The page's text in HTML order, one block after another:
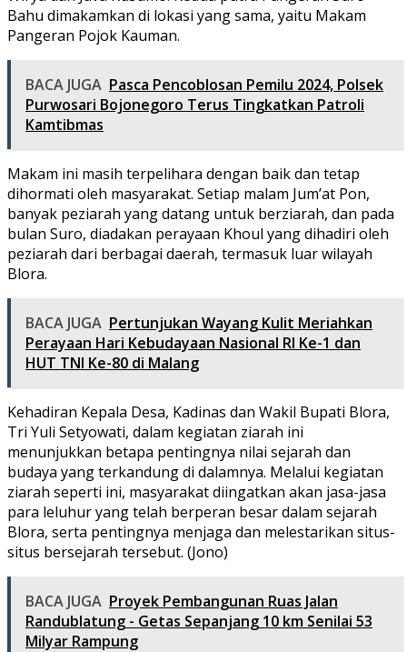
Bahu dimakamkan di lokasi yang sama, yaitu Makam
Pangeran Pojok Kauman.
BACA JUGA Pasca Pencoblosan Pemilu 2024, Polsek
Purwosari Bojonegoro Terus Tingkatkan Patroli
Kamtibmas
Makam ini masih terpelihara dengan baik dan tetap
dihormati oleh masyarakat. Setiap malam Jum’at Pon,
banyak peziarah yang datang untuk berziarah, dan pada
bulan Suro, diadakan perayaan Khoul yang dihadiri oleh
peziarah dari berbagai daerah, termasuk luar wilayah
Blora.
BACA JUGA Pertunjukan Wayang Kulit Meriahkan
Perayaan Hari Kebudayaan Nasional RI Ke-1 dan
HUT TNI Ke-80 di Malang
Kehadiran Kepala Desa, Kadinas dan Wakil Bupati Blora,
Tri Yuli Setyowati, dalam kegiatan ziarah ini
menunjukkan betapa pentingnya nilai sejarah dan
budaya yang terkandung di dalamnya. Melalui kegiatan
ziarah seperti ini, masyarakat diingatkan akan jasa-jasa
para leluhur yang telah berperan besar dalam sejarah
Blora, serta pentingnya menjaga dan melestarikan situs-
situs bersejarah tersebut. (Jono)
BACA JUGA Proyek Pembangunan Ruas Jalan
Randublatung - Getas Sepanjang 10 km Senilai 53
Milyar Rampung